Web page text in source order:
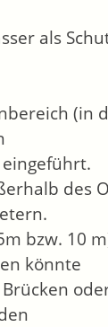
als
(in
des
bzw. 10
könnte